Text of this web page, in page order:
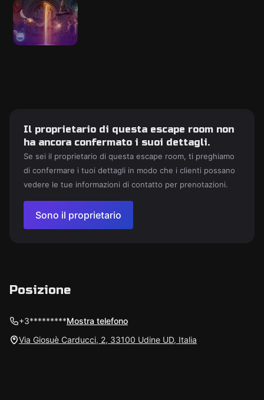
Il proprietario di questa escape room non
ha ancora confermato i suoi dettagli.
Se sei il proprietario di questa escape room, ti preghiamo
di confermare i tuoi dettagli in modo che i clienti possano
vedere le tue informazioni di contatto per prenotazioni.
Sono il proprietario
Posizione
+3*********Mostra telefono
Via Giosuè Carducci, 2, 33100 Udine UD, Italia